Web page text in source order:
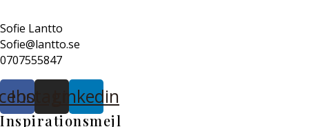
Sofie Lantto
Sofie@lantto.se
0707555847
InstagramLinkedin
Inspirationsmejl